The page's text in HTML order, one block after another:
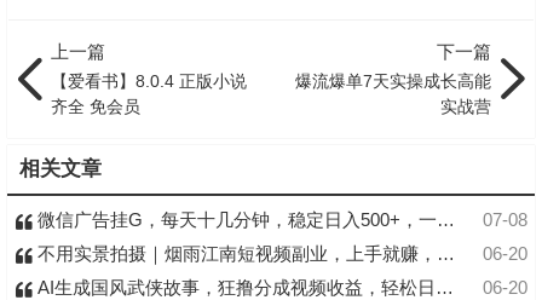
上一篇
【爱看书】8.0.4 正版小说
齐全 免会员
下一篇
爆流爆单7天实操成长高能
实战营
相关文章
07-08
微信广告挂G，每天十几分钟，稳定日入500+，一部手机就能做！
06-20
不用实景拍摄｜烟雨江南短视频副业，上手就赚，日入 500+
06-20
AI生成国风武侠故事，狂撸分成视频收益，轻松日入1000+【可多平台分发】！